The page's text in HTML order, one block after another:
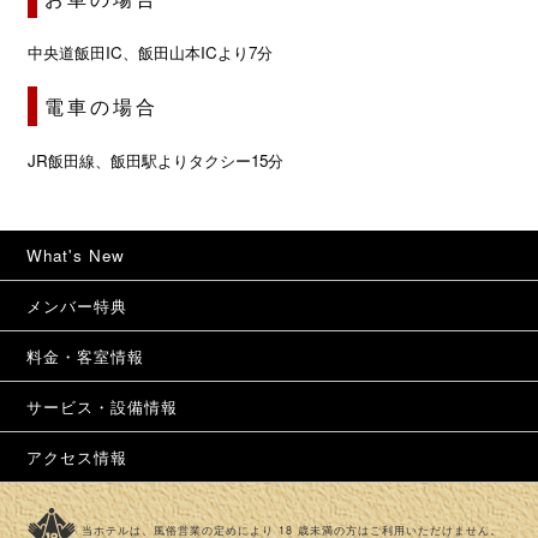
中央道飯田IC、飯田山本ICより7分
電車の場合
JR飯田線、飯田駅よりタクシー15分
What's New
メンバー特典
料金・客室情報
サービス・設備情報
アクセス情報
当ホテルは、風俗営業の定めにより 18 歳未満の方はご利用いただけません。